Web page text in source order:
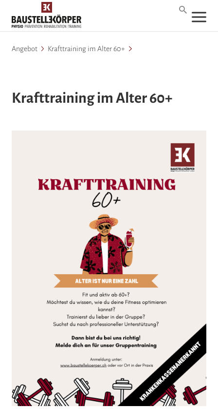
Angebot Krafttraining im Alter 60+
Krafttraining im Alter 60+